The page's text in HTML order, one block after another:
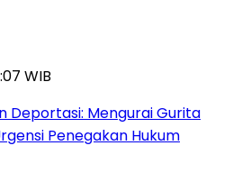
WIB
Deportasi: Mengurai Gurita
Penegakan Hukum